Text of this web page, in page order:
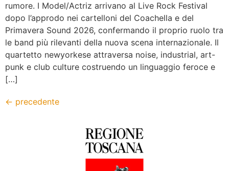
rumore. I Model/Actriz arrivano al Live Rock Festival
dopo l’approdo nei cartelloni del Coachella e del
Primavera Sound 2026, confermando il proprio ruolo tra
le band più rilevanti della nuova scena internazionale. Il
quartetto newyorkese attraversa noise, industrial, art-
punk e club culture costruendo un linguaggio feroce e
[…]
← precedente